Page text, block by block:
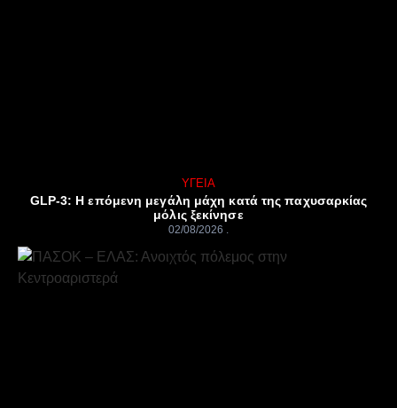
ΥΓΕΊΑ
GLP-3: Η επόμενη μεγάλη μάχη κατά της παχυσαρκίας
μόλις ξεκίνησε
02/08/2026